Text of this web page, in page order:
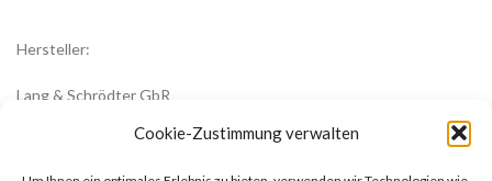
Cookie-Zustimmung verwalten
Hersteller:
Lang & Schrödter GbR
Königsberger Str. 8